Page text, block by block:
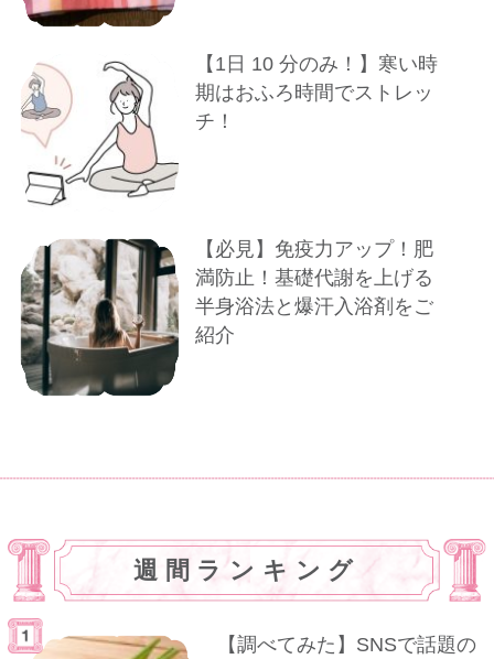
【1⽇ 10 分のみ！】寒い時
期はおふろ時間でストレッ
チ！
【必見】免疫力アップ！肥
満防止！基礎代謝を上げる
半身浴法と爆汗入浴剤をご
紹介
週間ランキング
【調べてみた】SNSで話題の